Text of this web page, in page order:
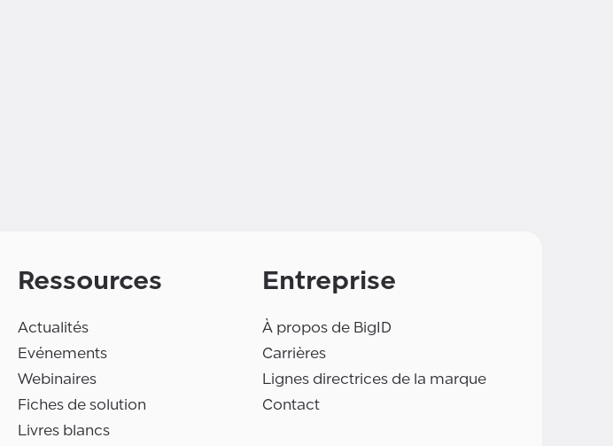
Ressources
Actualités
Evénements
Webinaires
Fiches de solution
Livres blancs
Entreprise
À propos de BigID
Carrières
Lignes directrices de la marque
Contact